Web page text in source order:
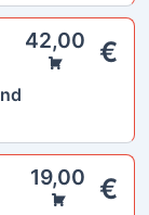
42,00 €
19,00 €